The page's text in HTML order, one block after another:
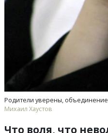
Родители уверены,
Михаил Хаустов
Что воля, что